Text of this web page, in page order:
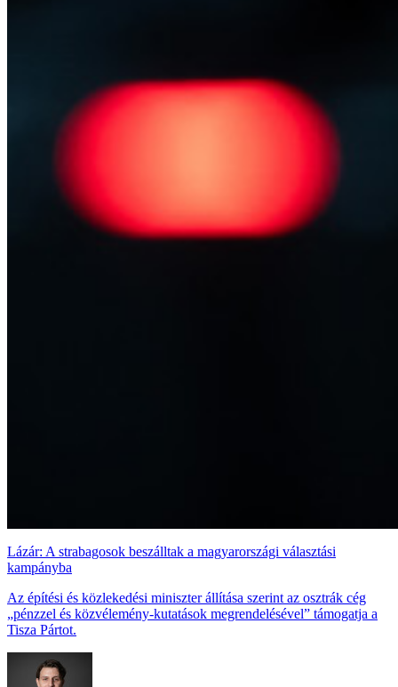
Lázár: A strabagosok beszálltak a magyarországi választási
kampányba
Az építési és közlekedési miniszter állítása szerint az osztrák cég
„pénzzel és közvélemény-kutatások megrendelésével” támogatja a
Tisza Pártot.